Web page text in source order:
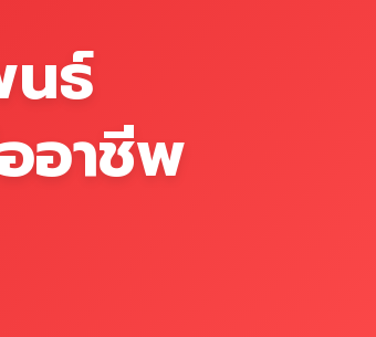
นธ์
อาชีพ